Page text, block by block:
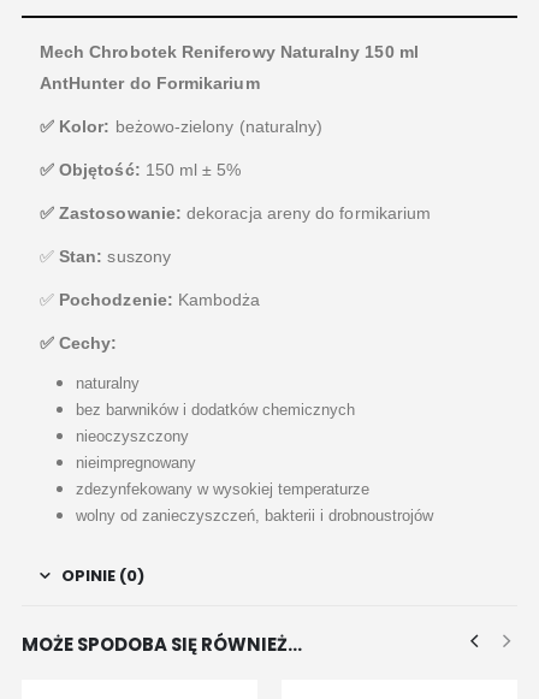
Mech Chrobotek Reniferowy Naturalny 150 ml
AntHunter do Formikarium
✅ Kolor: beżowo-zielony (naturalny)
✅ Objętość: 150 ml ± 5%
✅ Zastosowanie: dekoracja areny do formikarium
✅Stan:suszony
✅ Pochodzenie: Kambodża
✅ Cechy:
naturalny
bez barwników i dodatków chemicznych
nieoczyszczony
nieimpregnowany
zdezynfekowany w wysokiej temperaturze
wolny od zanieczyszczeń, bakterii i drobnoustrojów
OPINIE (0)
MOŻE SPODOBA SIĘ RÓWNIEŻ…